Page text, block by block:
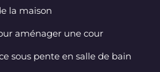
la maison
aménager une cour
sous pente en salle de bain